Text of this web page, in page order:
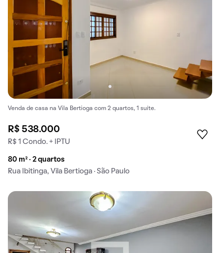
Venda de casa na Vila Bertioga com 2 quartos, 1 suíte.
R$ 538.000
R$ 1 Condo. + IPTU
80 m² · 2 quartos
Rua Ibitinga, Vila Bertioga · São Paulo